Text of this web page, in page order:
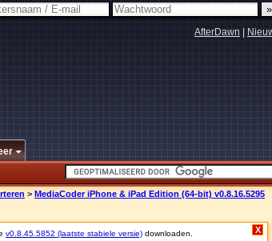
AfterDawn
> MediaCoder iPhone & iPad Edition (64-bit) v0.8.16.5295
v0.8.45.5852 (laatste stabiele versie) downloaden. X